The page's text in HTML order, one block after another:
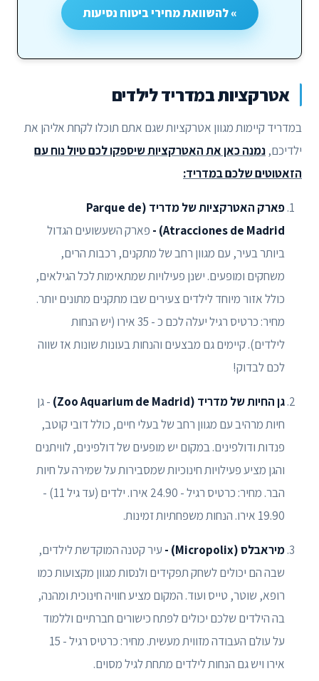
» להשוואת מחירי ביטוח נסיעות
אטרקציות במדריד לילדים
במדריד קיימות מגוון אטרקציות שגם אתם תוכלו לקחת אליהן את
ילדיכם, נמנה כאן את האטרקציות שיספקו לכם טיול נוח עם
הזאטוטים שלכם במדריד:
פארק האטרקציות של מדריד (Parque de
Atracciones de Madrid) -
פארק השעשועים הגדול
ביותר בעיר, עם מגוון רחב של מתקנים, רכבות הרים,
משחקים ומופעים. ישנן פעילויות שמתאימות לכל הגילאים,
כולל אזור מיוחד לילדים צעירים שבו מתקנים מתונים יותר.
מחיר: כרטיס רגיל יעלה לכם כ - 35 אירו (יש הנחות
לילדים). קיימים גם מבצעים והנחות בעונות שונות אז שווה
לכם לבדוק!
גן החיות של מדריד (Zoo Aquarium de Madrid)
- גן
חיות מרהיב עם מגוון רחב של בעלי חיים, כולל דובי קוטב,
פנדות ודולפינים. במקום יש מופעים של דולפינים, לוויתנים
והגן מציע פעילויות חינוכיות שמסבירות על שמירה על חיות
הבר. מחיר: כרטיס רגיל - 24.90 אירו. ילדים (עד גיל 11) -
19.90 אירו. הנחות משפחתיות זמינות.
מיראבלס (Micropolix) -
עיר קטנה המוקדשת לילדים,
שבה הם יכולים לשחק תפקידים ולנסות מגוון מקצועות כמו
רופא, שוטר, טייס ועוד. המקום מציע חוויה חינוכית ומהנה,
בה הילדים שלכם יכולים לפתח כישורים חברתיים וללמוד
על עולם העבודה מזווית מעשית. מחיר: כרטיס רגיל - 15
אירו ויש גם הנחות לילדים מתחת לגיל מסוים.